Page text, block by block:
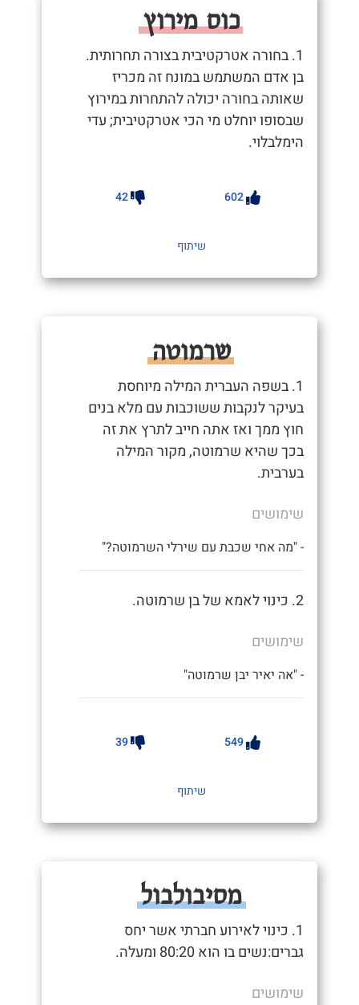
כוס מירוץ
1. בחורה אטרקטיבית בצורה תחרותית.
בן אדם המשתמש במונח זה מכריז
שאותה בחורה יכולה להתחרות במירוץ
שבסופו יוחלט מי הכי אטרקטיבית; עדי
הימלבלוי.
602
42
שיתוף
שרמוטה
1. בשפה העברית המילה מיוחסת
בעיקר לנקבות ששוכבות עם מלא בנים
חוץ ממך ואז אתה חייב לתרץ את זה
בכך שהיא שרמוטה, מקור המילה
בערבית.
שימושים
- "מה אחי שכבת עם שירלי השרמוטה?"
2. כינוי לאמא של בן שרמוטה.
שימושים
- "אה יאיר יבן שרמוטה"
549
39
שיתוף
מסיבולבול
1. כינוי לאירוע חברתי אשר יחס
גברים:נשים בו הוא 80:20 ומעלה.
שימושים